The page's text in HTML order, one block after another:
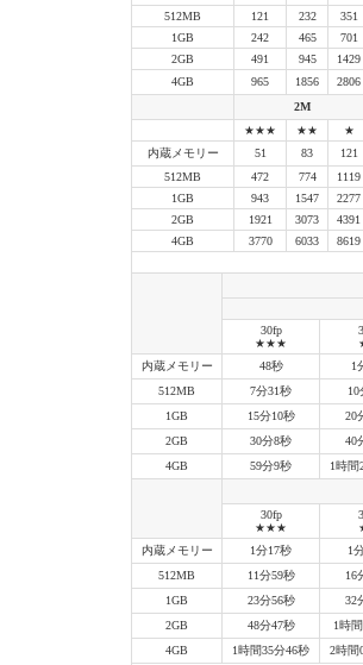
512MB
121 232 351
1GB
242 465 701
2GB
491 945 1429
4GB
965 1856 2806
2M
★★★
★★ ★
内蔵メモリー
51 83 121
512MB
472 774 1119
1GB
943 1547 2277
2GB
1921 3073 4391
4GB
3770 6033 8619
30fp
★★★
内蔵メモリー
48秒 1
512MB
7分31秒 10
1GB
15分10秒 20
2GB
30分8秒 40
4GB
59分9秒 1時間
30fp
★★★
内蔵メモリー
1分17秒 1
512MB
11分59秒 16
1GB
23分56秒 32
2GB
48分47秒 1時
4GB
1時間35分46秒 2時間